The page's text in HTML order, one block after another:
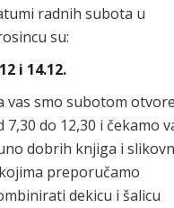
radnih subota u
su:
i 14.12.
vas smo subotom
7,30 do 12,30 i čekamo
dobrih knjiga i
preporučamo
dekicu i šalicu